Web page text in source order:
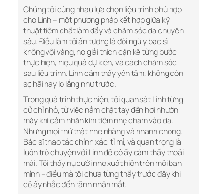
Chúng tôi cùng nhau lựa chọn liệu trình phù hợp
cho Linh – một phương pháp kết hợp giữa kỹ
thuật tiêm chất làm đầy và chăm sóc da chuyên
sâu. Điều làm tôi ấn tượng là đội ngũ y bác sĩ
không vội vàng, họ giải thích cặn kẽ từng bước
thực hiện, hiệu quả dự kiến, và cách chăm sóc
sau liệu trình. Linh cảm thấy yên tâm, không còn
sợ hãi hay lo lắng như trước.
Trong quá trình thực hiện, tôi quan sát Linh từng
cử chỉ nhỏ, từ việc nắm chặt tay đến hơi nhướn
mày khi cảm nhận kim tiêm nhẹ chạm vào da.
Nhưng mọi thứ thật nhẹ nhàng và nhanh chóng.
Bác sĩ thao tác chính xác, tỉ mỉ, và quan trọng là
luôn trò chuyện với Linh để cô ấy cảm thấy thoải
mái. Tôi thấy nụ cười nhẹ xuất hiện trên môi bạn
mình – điều mà tôi chưa từng thấy trước đây khi
cô ấy nhắc đến rãnh nhăn mắt.